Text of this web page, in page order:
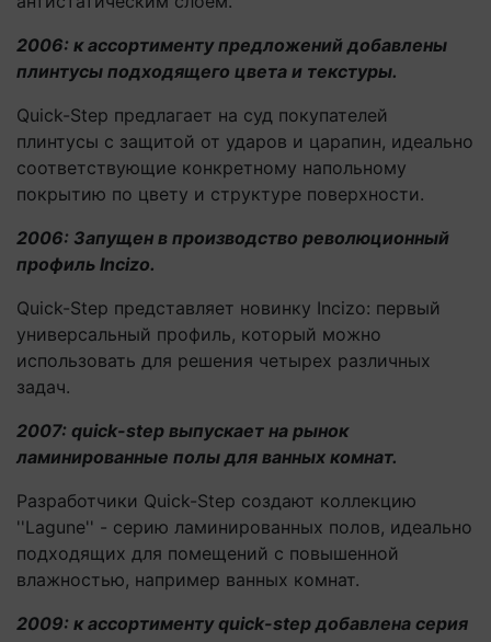
2006: к ассортименту предложений добавлены
плинтусы подходящего цвета и текстуры.
Quick-Step предлагает на суд покупателей
плинтусы с защитой от ударов и царапин, идеально
соответствующие конкретному напольному
покрытию по цвету и структуре поверхности.
2006: Запущен в производство революционный
профиль Incizo.
Quick-Step представляет новинку Incizo: первый
универсальный профиль, который можно
использовать для решения четырех различных
задач.
2007: quick-step выпускает на рынок
ламинированные полы для ванных комнат.
Разработчики Quick-Step создают коллекцию
''Lagune'' - серию ламинированных полов, идеально
подходящих для помещений с повышенной
влажностью, например ванных комнат.
2009: к ассортименту quick-step добавлена серия